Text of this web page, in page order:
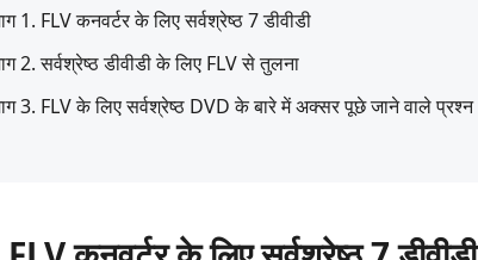
1. FLV कनवर्टर के लिए सर्वश्रेष्ठ 7 डीवीडी
2. सर्वश्रेष्ठ डीवीडी के लिए FLV से तुलना
3. FLV के लिए सर्वश्रेष्ठ DVD के बारे में अक्सर पूछे जाने वाले प्रश्न